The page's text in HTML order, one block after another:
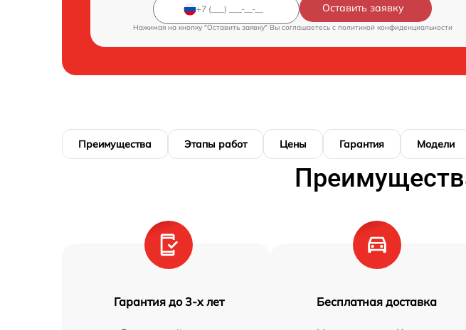
Оставить заявку
Нажимая на кнопку "Оставить заявку" Вы соглашаетесь c политикой конфиденциальности
Преимущества Этапы работ Цены Гарантия Модели
Гарантия до 3-х лет Бесплатная доставка